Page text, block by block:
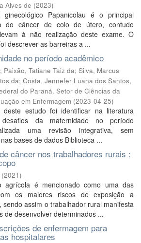
Alves de (2023)
Papanicolau é o principal
do câncer de colo de útero, contudo
à não realização deste exame. O
descrever as barreiras a ...
no período acadêmico
Paixão, Tatiane Taiz da; Silva, Marcus
da; Costa, Jennefer Luana dos Santos,
do Paraná. Setor de Ciências da
em Enfermagem (2023-04-25)
estudo foi identificar na literatura
da maternidade no período
uma revisão integrativa, sem
bases de dados Biblioteca ...
câncer nos trabalhadores rurais :
(2021)
agrícola é mencionado como uma das
os maiores riscos de exposição a
sendo assim o trabalhador rural manifesta
de desenvolver determinados ...
de enfermagem para
hospitalares